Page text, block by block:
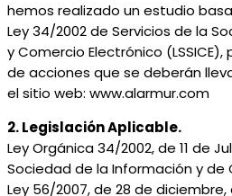
hemos realizado un estudio
Ley 34/2002 de Servicios de la
y Comercio Electrónico
de acciones que se deberán
el sitio web: www.alarmur.com
2. Legislación Aplicable.
Ley Orgánica 34/2002, de 11 de
Sociedad de la Información y de
Ley 56/2007, de 28 de